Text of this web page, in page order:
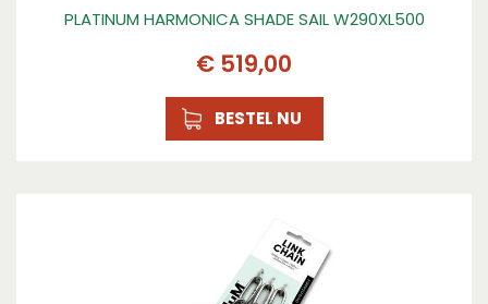
PLATINUM HARMONICA SHADE SAIL W290XL500
€ 519,00
BESTEL NU